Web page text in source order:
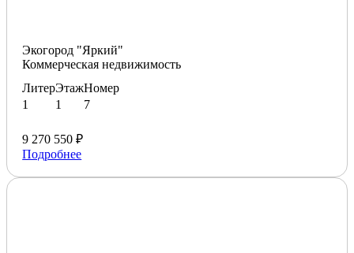
Экогород "Яркий"
Коммерческая недвижимость
Литер
1
Этаж
1
Номер
7
9 270 550 ₽
Подробнее